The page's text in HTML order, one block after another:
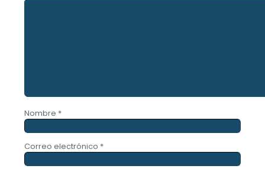
Nombre *
Correo electrónico *